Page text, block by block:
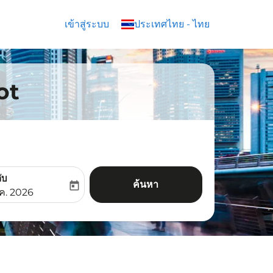
เข้าสู่ระบบ ประเทศไทย - ไทย
keyboard_arrow_down
labelreturn-date-aria-label
. 2026
today ค้นหา